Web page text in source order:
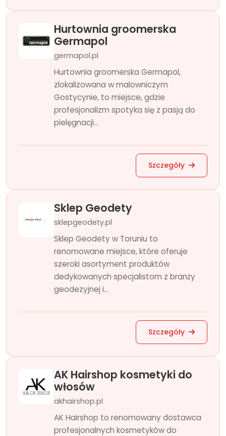
Hurtownia groomerska
Germapol
germapol.pl
Hurtownia groomerska Germapol,
zlokalizowana w malowniczym
Gostycynie, to miejsce, gdzie
profesjonalizm spotyka się z pasją do
pielęgnacji...
Szczegóły
Sklep Geodety
sklepgeodety.pl
Sklep Geodety w Toruniu to
renomowane miejsce, które oferuje
szeroki asortyment produktów
dedykowanych specjalistom z branży
geodezyjnej i...
Szczegóły
AK Hairshop kosmetyki do
włosów
akhairshop.pl
AK Hairshop to renomowany dostawca
profesjonalnych kosmetyków do